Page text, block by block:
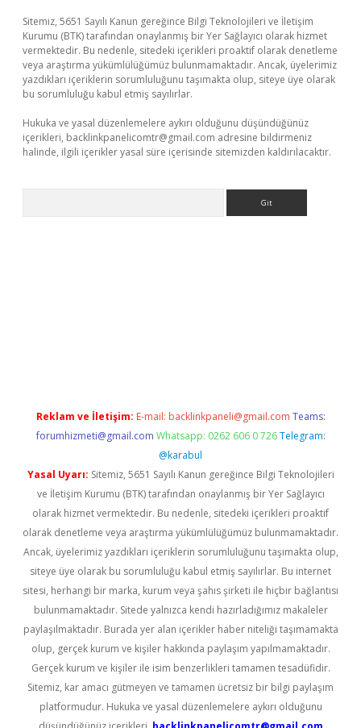
Sitemiz, 5651 Sayılı Kanun gereğince Bilgi Teknolojileri ve İletişim
Kurumu (BTK) tarafından onaylanmış bir Yer Sağlayıcı olarak hizmet
vermektedir. Bu nedenle, sitedeki içerikleri proaktif olarak denetleme
veya araştırma yükümlülüğümüz bulunmamaktadır. Ancak, üyelerimiz
yazdıkları içeriklerin sorumluluğunu taşımakta olup, siteye üye olarak
bu sorumluluğu kabul etmiş sayılırlar.
Hukuka ve yasal düzenlemelere aykırı olduğunu düşündüğünüz
içerikleri, backlinkpanelicomtr@gmail.com adresine bildirmeniz
halinde, ilgili içerikler yasal süre içerisinde sitemizden kaldırılacaktır.
Reklam ve İletişim: E-mail: backlinkpaneli@gmail.com Teams:
forumhizmeti@gmail.com Whatsapp: 0262 606 0 726 Telegram:
@karabul
Yasal Uyarı: Sitemiz, 5651 Sayılı Kanun gereğince Bilgi Teknolojileri
ve İletişim Kurumu (BTK) tarafından onaylanmış bir Yer Sağlayıcı
olarak hizmet vermektedir. Bu nedenle, sitedeki içerikleri proaktif
olarak denetleme veya araştırma yükümlülüğümüz bulunmamaktadır.
Ancak, üyelerimiz yazdıkları içeriklerin sorumluluğunu taşımakta olup,
siteye üye olarak bu sorumluluğu kabul etmiş sayılırlar. Bu internet
sitesi, herhangi bir marka, kurum veya şahıs şirketi ile hiçbir bağlantısı
bulunmamaktadır. Sitede yalnızca kendi hazırladığımız makaleler
paylaşılmaktadır. Burada yer alan içerikler haber niteliği taşımamakta
olup, gerçek kurum ve kişiler hakkında paylaşım yapılmamaktadır.
Gerçek kurum ve kişiler ile isim benzerlikleri tamamen tesadüfidir.
Sitemiz, kar amacı gütmeyen ve tamamen ücretsiz bir bilgi paylaşım
platformudur. Hukuka ve yasal düzenlemelere aykırı olduğunu